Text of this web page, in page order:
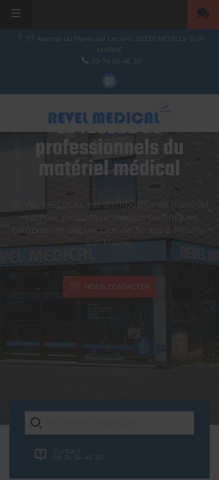
117 Avenue du Maréchal Leclerc, 93330 NEUILLY-SUR-
MARNE
09 74 56 46 30
Le réseau de
professionnels du
matériel médical
REVEL MEDICAL est distributeur de matériel
médical, prestataire médico-techniques
compétents depuis plus de 30 ans à Neuilly-
sur-Marne.
NOUS CONTACTER
Contact
09 74 56 46 30